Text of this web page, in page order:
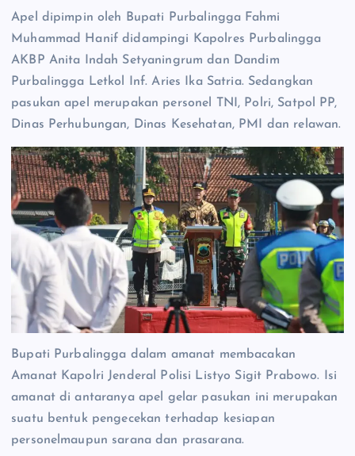
Apel dipimpin oleh Bupati Purbalingga Fahmi
Muhammad Hanif didampingi Kapolres Purbalingga
AKBP Anita Indah Setyaningrum dan Dandim
PurbaIingga Letkol Inf. Aries Ika Satria. Sedangkan
pasukan apel merupakan personel TNI, Polri, Satpol PP,
Dinas Perhubungan, Dinas Kesehatan, PMI dan relawan.
Bupati Purbalingga dalam amanat membacakan
Amanat Kapolri Jenderal Polisi Listyo Sigit Prabowo. Isi
amanat di antaranya apel gelar pasukan ini merupakan
suatu bentuk pengecekan terhadap kesiapan
personelmaupun sarana dan prasarana.